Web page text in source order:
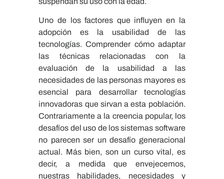
Uno de los factores que influyen en la
adopción es la usabilidad de las
tecnologías. Comprender cómo adaptar
las técnicas relacionadas con la
evaluación de la usabilidad a las
necesidades de las personas mayores es
esencial para desarrollar tecnologías
innovadoras que sirvan a esta población.
Contrariamente a la creencia popular, los
desafíos del uso de los sistemas software
no parecen ser un desafío generacional
actual. Más bien, son un curso vital, es
decir, a medida que envejecemos,
nuestras habilidades, necesidades y